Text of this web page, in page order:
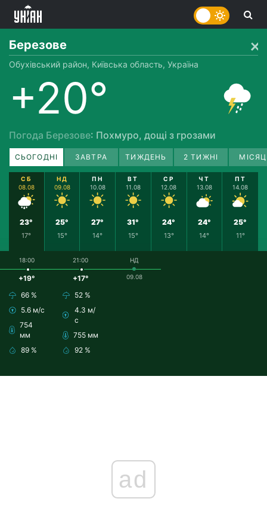
Березове
Обухівський район, Київська область, Україна
+20°
Погода Березове: Похмуро, дощі з грозами
СЬОГОДНІ ЗАВТРА ТИЖДЕНЬ 2 ТИЖНІ
СБ
08.08
23°
17°
НД
09.08
25°
15°
ПН
10.08
27°
14°
ВТ
11.08
31°
15°
СР
12.08
24°
13°
ЧТ
13.08
24°
14°
ПТ
14.08
25°
11°
18:00
+19°
66 %
5.6 м/с
754
мм
89 %
21:00
+17°
52 %
4.3 м/
с
755 мм
92 %
НД
09.08
ad